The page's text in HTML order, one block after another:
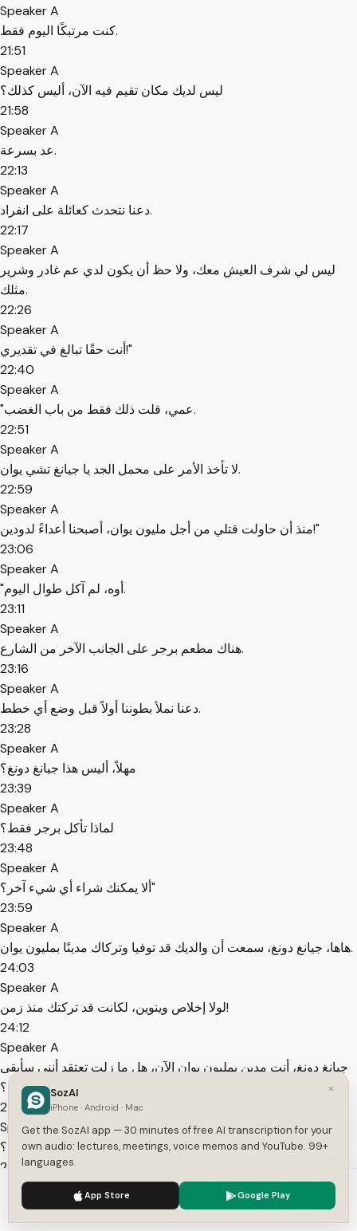
Speaker A
كنت مرتبكًا اليوم فقط.
21:51
Speaker A
ليس لديك مكان تقيم فيه الآن، أليس كذلك؟
21:58
Speaker A
عد بسرعة.
22:13
Speaker A
دعنا نتحدث كعائلة على انفراد.
22:17
Speaker A
ليس لي شرف العيش معك، ولا حظ أن يكون لدي عم غادر وشرير
مثلك.
22:26
Speaker A
أنت حقًا تبالغ في تقديري!"
22:40
Speaker A
"عمي، قلت ذلك فقط من باب الغضب.
22:51
Speaker A
لا تأخذ الأمر على محمل الجد يا جيانغ تشي يوان.
22:59
Speaker A
منذ أن حاولت قتلي من أجل مليون يوان، أصبحنا أعداءً لدودين!"
23:06
Speaker A
"أوه، لم آكل طوال اليوم.
23:11
Speaker A
هناك مطعم برجر على الجانب الآخر من الشارع.
23:16
Speaker A
دعنا نملأ بطوننا أولاً قبل وضع أي خطط.
23:28
Speaker A
مهلاً، أليس هذا جيانغ دونغ؟
23:39
Speaker A
لماذا تأكل برجر فقط؟
23:48
Speaker A
ألا يمكنك شراء أي شيء آخر؟"
23:59
Speaker A
هاها، جيانغ دونغ، سمعت أن والديك قد توفيا وتركاك مدينًا بمليون يوان.
24:03
Speaker A
لولا إخلاص وينوين، لكانت قد تركتك منذ زمن!
24:12
Speaker A
جيانغ دونغ، أنت مدين بمليون يوان الآن، هل ما زلت تعتقد أنني سأبقى
معك؟
24:16
Speaker A
من اليوم فصاعدًا، لا علاقة لنا ببعضنا البعض، حسنًا؟
24:24
Speaker A
وينوين، بما أنكِ تركتِ هذا الرجل،
24:40
We use cookies to enhance your experience.
×
SozAI
iPhone · Android · Mac
Get the SozAI app — 30 minutes of free AI transcription for your
own audio: lectures, meetings, voice memos and YouTube. 99+
languages.
App Store Google Play